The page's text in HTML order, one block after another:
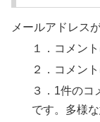
メールアドレス
１．コメン
２．コメン
３．1件のコ
です。多様